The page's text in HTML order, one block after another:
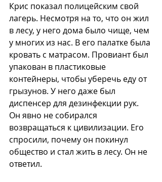
Крис показал полицейским свой
лагерь. Несмотря на то, что он жил
в лесу, у него дома было чище, чем
у многих из нас. В его палатке была
кровать с матрасом. Провиант был
упакован в пластиковые
контейнеры, чтобы уберечь еду от
грызунов. У него даже был
диспенсер для дезинфекции рук.
Он явно не собирался
возвращаться к цивилизации. Его
спросили, почему он покинул
общество и стал жить в лесу. Он не
ответил.